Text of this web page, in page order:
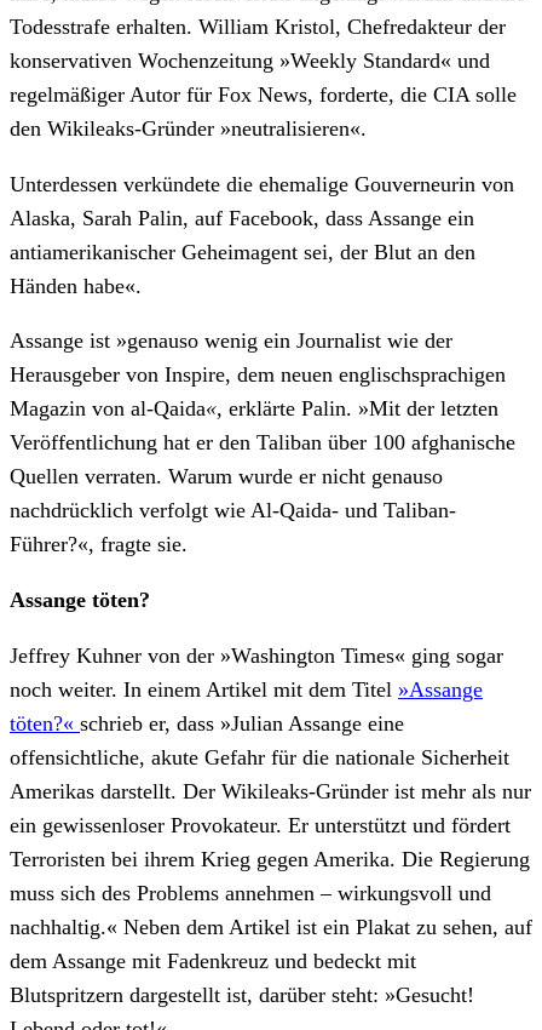
Todesstrafe erhalten. William Kristol, Chefredakteur der
konservativen Wochenzeitung »Weekly Standard« und
regelmäßiger Autor für Fox News, forderte, die CIA solle
den Wikileaks-Gründer »neutralisieren«.
Unterdessen verkündete die ehemalige Gouverneurin von
Alaska, Sarah Palin, auf Facebook, dass Assange ein
antiamerikanischer Geheimagent sei, der Blut an den
Händen habe«.
Assange ist »genauso wenig ein Journalist wie der
Herausgeber von Inspire, dem neuen englischsprachigen
Magazin von al-Qaida«, erklärte Palin. »Mit der letzten
Veröffentlichung hat er den Taliban über 100 afghanische
Quellen verraten. Warum wurde er nicht genauso
nachdrücklich verfolgt wie Al-Qaida- und Taliban-
Führer?«, fragte sie.
Assange töten?
Jeffrey Kuhner von der »Washington Times« ging sogar
noch weiter. In einem Artikel mit dem Titel »Assange
töten?« schrieb er, dass »Julian Assange eine
offensichtliche, akute Gefahr für die nationale Sicherheit
Amerikas darstellt. Der Wikileaks-Gründer ist mehr als nur
ein gewissenloser Provokateur. Er unterstützt und fördert
Terroristen bei ihrem Krieg gegen Amerika. Die Regierung
muss sich des Problems annehmen – wirkungsvoll und
nachhaltig.« Neben dem Artikel ist ein Plakat zu sehen, auf
dem Assange mit Fadenkreuz und bedeckt mit
Blutspritzern dargestellt ist, darüber steht: »Gesucht!